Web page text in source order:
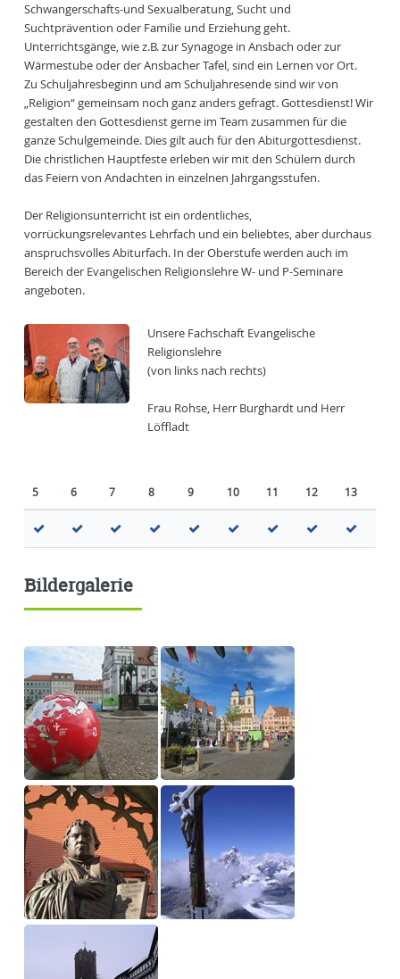
Schwangerschafts-und Sexualberatung, Sucht und
Suchtprävention oder Familie und Erziehung geht.
Unterrichtsgänge, wie z.B. zur Synagoge in Ansbach oder zur
Wärmestube oder der Ansbacher Tafel, sind ein Lernen vor Ort.
Zu Schuljahresbeginn und am Schuljahresende sind wir von
„Religion“ gemeinsam noch ganz anders gefragt. Gottesdienst! Wir
gestalten den Gottesdienst gerne im Team zusammen für die
ganze Schulgemeinde. Dies gilt auch für den Abiturgottesdienst.
Die christlichen Hauptfeste erleben wir mit den Schülern durch
das Feiern von Andachten in einzelnen Jahrgangsstufen.
Der Religionsunterricht ist ein ordentliches,
vorrückungsrelevantes Lehrfach und ein beliebtes, aber durchaus
anspruchsvolles Abiturfach. In der Oberstufe werden auch im
Bereich der Evangelischen Religionslehre W- und P-Seminare
angeboten.
Unsere Fachschaft Evangelische
Religionslehre
(von links nach rechts)
Frau Rohse, Herr Burghardt und Herr
Löffladt
5 6 7 8 9 10 11 12 13
Bildergalerie